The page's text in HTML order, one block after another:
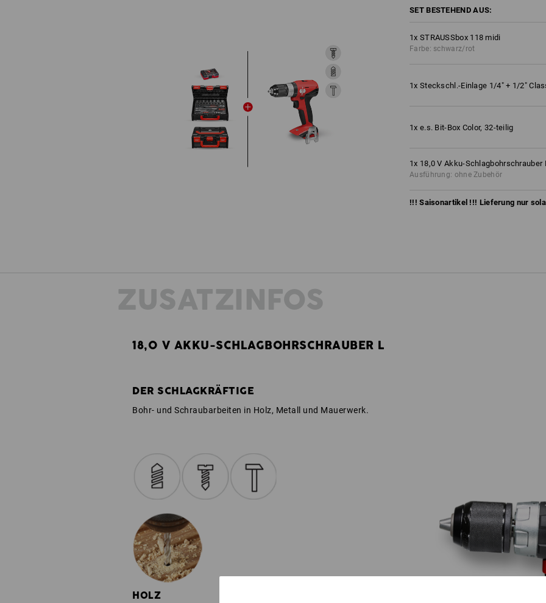
SET BESTEHEND AUS:
1x STRAUSSbox 118 midi
Farbe: schwarz/rot
1x Steckschl.-Einlage 1/4" + 1/2"
1x e.s. Bit-Box Color, 32-teilig
1x 18,0 V Akku-Schlagbohrschrauber
Ausführung: ohne Zubehör
!!! Saisonartikel !!! Lieferung nur
ZUSATZINFOS
18,0 V AKKU-SCHLAGBOHRSCHRAUBER L
DER SCHLAGKRÄFTIGE
Bohr- und Schraubarbeiten in Holz, Metall und Mauerwerk.
HOLZ